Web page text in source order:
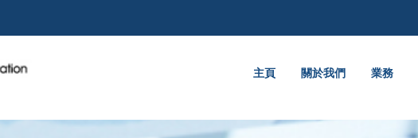
主頁 關於我們 業務